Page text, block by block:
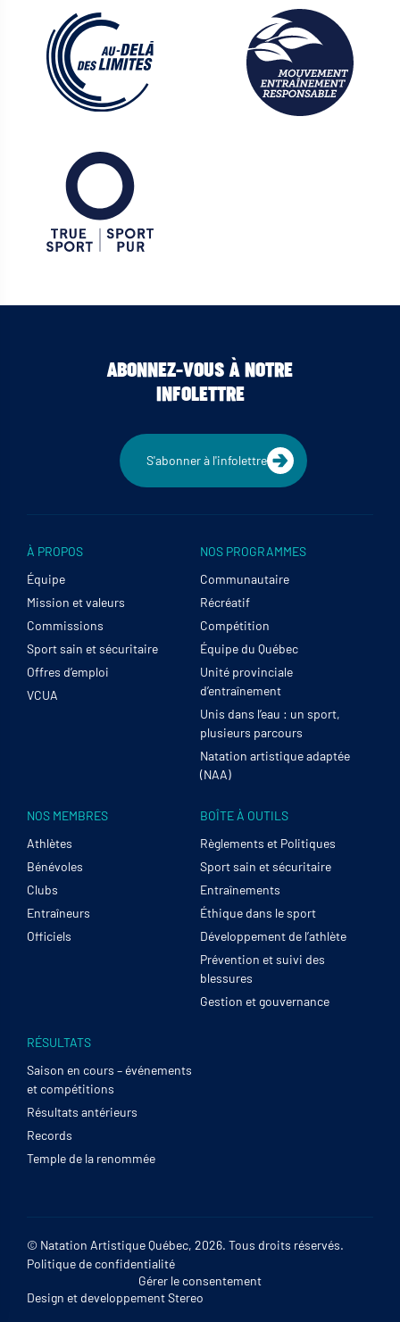
ABONNEZ-VOUS À NOTRE
INFOLETTRE
S'abonner à l'infolettre
À PROPOS
Équipe
Mission et valeurs
Commissions
Sport sain et sécuritaire
Offres d’emploi
VCUA
NOS PROGRAMMES
Communautaire
Récréatif
Compétition
Équipe du Québec
Unité provinciale
d’entraînement
Unis dans l’eau : un sport,
plusieurs parcours
Natation artistique adaptée
(NAA)
NOS MEMBRES
Athlètes
Bénévoles
Clubs
Entraîneurs
Officiels
BOÎTE À OUTILS
Règlements et Politiques
Sport sain et sécuritaire
Entraînements
Éthique dans le sport
Développement de l’athlète
Prévention et suivi des
blessures
Gestion et gouvernance
RÉSULTATS
Saison en cours – événements
et compétitions
Résultats antérieurs
Records
Temple de la renommée
© Natation Artistique Québec, 2026. Tous droits réservés.
Politique de confidentialité
Gérer le consentement
Design et developpementStereo